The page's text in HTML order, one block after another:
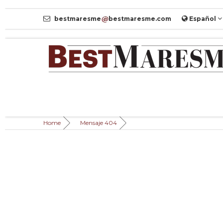
bestmaresme bestmaresme.com Español
Home Mensaje 404